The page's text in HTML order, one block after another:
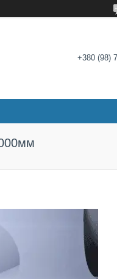
+380 (98)